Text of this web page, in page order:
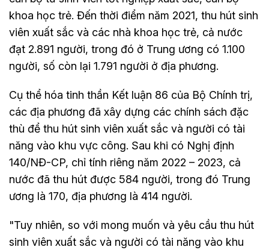
khoa học trẻ. Đến thời điểm năm 2021, thu hút sinh
viên xuất sắc và các nhà khoa học trẻ, cả nước
đạt 2.891 người, trong đó ở Trung ương có 1.100
người, số còn lại 1.791 người ở địa phương.
Cụ thể hóa tinh thần Kết luận 86 của Bộ Chính trị,
các địa phương đã xây dựng các chính sách đặc
thù để thu hút sinh viên xuất sắc và người có tài
năng vào khu vực công. Sau khi có Nghị định
140/NĐ-CP, chỉ tính riêng năm 2022 – 2023, cả
nước đã thu hút được 584 người, trong đó Trung
ương là 170, địa phương là 414 người.
"Tuy nhiên, so với mong muốn và yêu cầu thu hút
sinh viên xuất sắc và người có tài năng vào khu